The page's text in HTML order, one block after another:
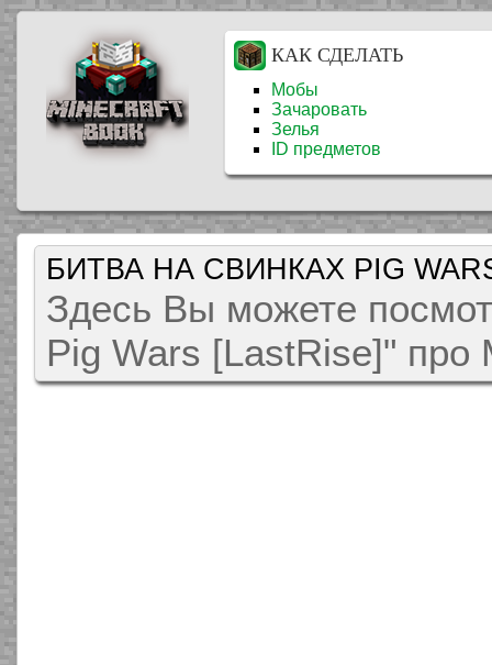
КАК СДЕЛАТЬ
Мобы
Зачаровать
Зелья
ID предметов
БИТВА НА СВИНКАХ PIG
Здесь Вы можете
Pig Wars [LastRise]" про